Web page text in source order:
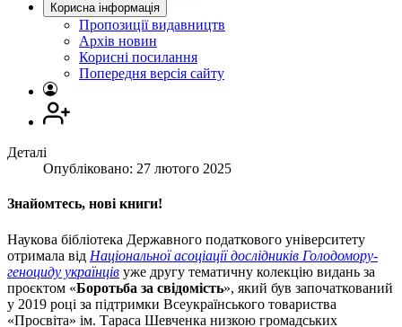
Корисна інформація
Пропозиції видавництв
Архів новин
Корисні посилання
Попередня версія сайту
Деталі
Опубліковано: 27 лютого 2025
Знайомтесь, нові книги!
Наукова бібліотека Державного податкового університету
отримала від Національної асоціації дослідників Голодомору-
геноциду українців уже другу тематичну колекцію видань за
проєктом «Боротьба за свідомість», який був започаткований
у 2019 році за підтримки Всеукраїнського товариства
«Просвіта» ім. Тараса Шевченка низкою громадських